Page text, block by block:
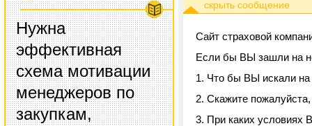
Нужна
эффективная
схема мотивации
менеджеров по
закупкам,
Сайт страховой
Если бы ВЫ зашли на
1. Что бы ВЫ искали на
2. Скажите
3. При каких условиях